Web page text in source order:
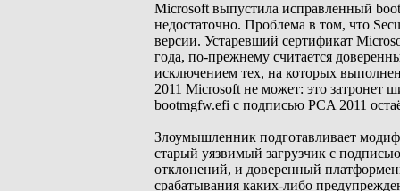
Microsoft выпустила исправленный
недостаточно. Проблема в том, что
версии. Устаревший сертификат
года, по-прежнему считается
исключением тех, на которых
2011 Microsoft не может: это затронет
bootmgfw.efi с подписью PCA 2011
Злоумышленник подготавливает
старый уязвимый загрузчик с
отклонений, и доверенный
срабатывания каких-либо